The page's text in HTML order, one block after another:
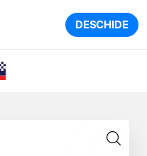
DESCHIDE